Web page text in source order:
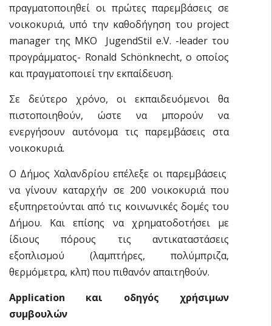
πραγματοποιηθεί οι πρώτες παρεμβάσεις σε
νοικοκυριά, υπό την καθοδήγηση του project
manager της ΜΚΟ JugendStil e.V. -leader του
προγράμματος- Ronald Schönknecht, ο οποίος
και πραγματοποιεί την εκπαίδευση.
Σε δεύτερο χρόνο, οι εκπαιδευόμενοι θα
πιστοποιηθούν, ώστε να μπορούν να
ενεργήσουν αυτόνομα τις παρεμβάσεις στα
νοικοκυριά.
Ο Δήμος Χαλανδρίου επέλεξε οι παρεμβάσεις
να γίνουν καταρχήν σε 200 νοικοκυριά που
εξυπηρετούνται από τις κοινωνικές δομές του
Δήμου. Και επίσης να χρηματοδοτήσει με
ίδιους πόρους τις αντικαταστάσεις
εξοπλισμού (λαμπτήρες, πολύμπριζα,
θερμόμετρα, κλπ) που πιθανόν απαιτηθούν.
Application
και οδηγός χρήσιμων
συμβουλών